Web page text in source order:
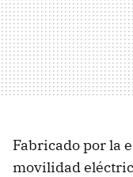
Fabricado por la
movilidad